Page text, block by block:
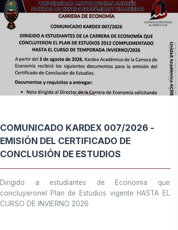
COMUNICADO KARDEX 007/2026 -
EMISIÓN DEL CERTIFICADO DE
CONCLUSIÓN DE ESTUDIOS
Dirigido a estudiantes de Economía que
concluyeronel Plan de Estudios vigente HASTA EL
CURSO DE INVIERNO 2026